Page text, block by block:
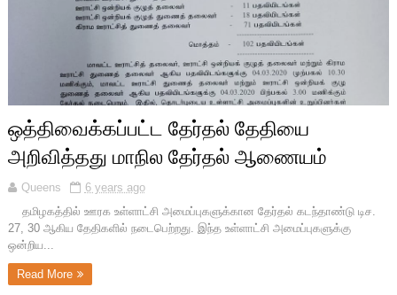
ஒத்திவைக்கப்பட்ட தேர்தல் தேதியை
அறிவித்தது மாநில தேர்தல் ஆணையம்
Queens
6 years ago
தமிழகத்தில் ஊரக உள்ளாட்சி அமைப்புகளுக்கான தேர்தல் கடந்தாண்டு டிச.
27, 30 ஆகிய தேதிகளில் நடைபெற்றது. இந்த உள்ளாட்சி அமைப்புகளுக்கு
ஒன்றிய...
Read More